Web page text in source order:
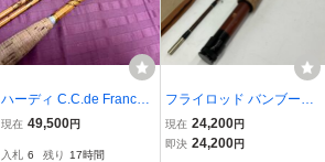
ハーディ C.C.de France
＃7.6ft バンブーロッド
現在 49,500円
入札 6 残り 17時間
フライロッド バンブーロ
ッド 804 8'0 #4 LEONA
RD レナード
現在 24,200円
即決 24,200円